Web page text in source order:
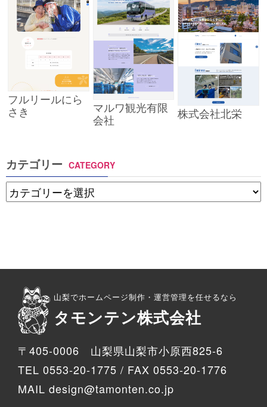
フルリールにら
さき
マルワ観光有限
会社
株式会社北栄
カテゴリー CATEGORY
山梨でホームページ制作・運営管理を任せるなら
タモンテン株式会社
〒405-0006 山梨県山梨市小原西825-6
TEL 0553-20-1775 / FAX 0553-20-1776
MAIL design@tamonten.co.jp